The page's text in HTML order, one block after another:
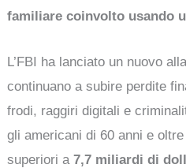
familiare coinvolto usando
L’FBI ha lanciato un nuovo
continuano a subire perdite
frodi, raggiri digitali e
gli americani di 60 anni e
superiori a7,7 miliardi di